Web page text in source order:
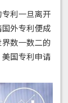
利一旦离开
外专利便成
数一数二的
国专利申请